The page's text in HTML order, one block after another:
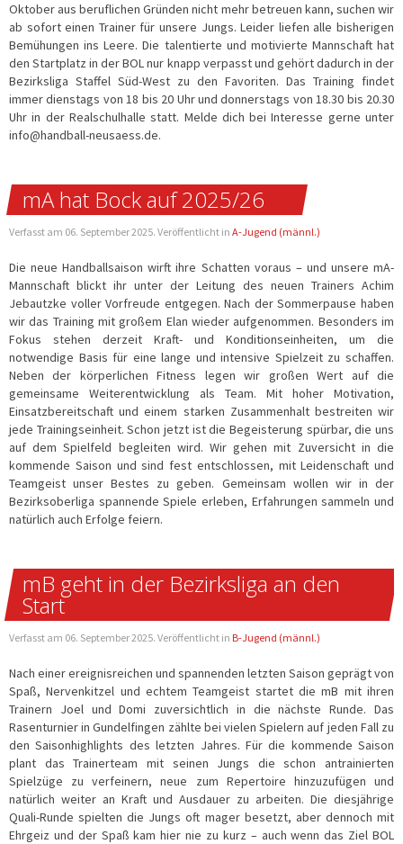
Oktober aus beruflichen Gründen nicht mehr betreuen kann, suchen wir
ab sofort einen Trainer für unsere Jungs. Leider liefen alle bisherigen
Bemühungen ins Leere. Die talentierte und motivierte Mannschaft hat
den Startplatz in der BOL nur knapp verpasst und gehört dadurch in der
Bezirksliga Staffel Süd-West zu den Favoriten. Das Training findet
immer dienstags von 18 bis 20 Uhr und donnerstags von 18.30 bis 20.30
Uhr in der Realschulhalle statt. Melde dich bei Interesse gerne unter
info@handball-neusaess.de.
mA hat Bock auf 2025/26
Verfasst am 06. September 2025. Veröffentlicht in A-Jugend (männl.)
Die neue Handballsaison wirft ihre Schatten voraus – und unsere mA-
Mannschaft blickt ihr unter der Leitung des neuen Trainers Achim
Jebautzke voller Vorfreude entgegen. Nach der Sommerpause haben
wir das Training mit großem Elan wieder aufgenommen. Besonders im
Fokus stehen derzeit Kraft- und Konditionseinheiten, um die
notwendige Basis für eine lange und intensive Spielzeit zu schaffen.
Neben der körperlichen Fitness legen wir großen Wert auf die
gemeinsame Weiterentwicklung als Team. Mit hoher Motivation,
Einsatzbereitschaft und einem starken Zusammenhalt bestreiten wir
jede Trainingseinheit. Schon jetzt ist die Begeisterung spürbar, die uns
auf dem Spielfeld begleiten wird. Wir gehen mit Zuversicht in die
kommende Saison und sind fest entschlossen, mit Leidenschaft und
Teamgeist unser Bestes zu geben. Gemeinsam wollen wir in der
Bezirksoberliga spannende Spiele erleben, Erfahrungen sammeln und
natürlich auch Erfolge feiern.
mB geht in der Bezirksliga an den
Start
Verfasst am 06. September 2025. Veröffentlicht in B-Jugend (männl.)
Nach einer ereignisreichen und spannenden letzten Saison geprägt von
Spaß, Nervenkitzel und echtem Teamgeist startet die mB mit ihren
Trainern Joel und Domi zuversichtlich in die nächste Runde. Das
Rasenturnier in Gundelfingen zählte bei vielen Spielern auf jeden Fall zu
den Saisonhighlights des letzten Jahres. Für die kommende Saison
plant das Trainerteam mit seinen Jungs die schon antrainierten
Spielzüge zu verfeinern, neue zum Repertoire hinzuzufügen und
natürlich weiter an Kraft und Ausdauer zu arbeiten. Die diesjährige
Quali-Runde spielten die Jungs oft mager besetzt, aber dennoch mit
Ehrgeiz und der Spaß kam hier nie zu kurz – auch wenn das Ziel BOL